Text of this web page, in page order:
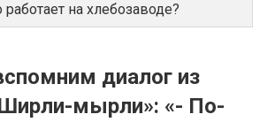
на хлебозаводе?
диалог из
мырли»: «- По-